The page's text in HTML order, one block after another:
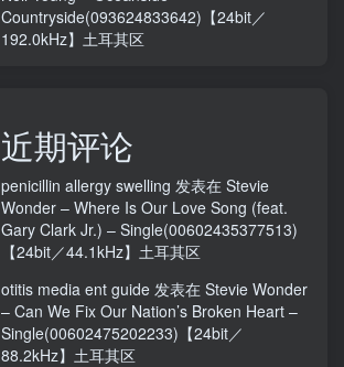
Countryside(093624833642)【24bit／
192.0kHz】土耳其区
近期评论
penicillin allergy swelling 发表在 Stevie
Wonder – Where Is Our Love Song (feat.
Gary Clark Jr.) – Single(00602435377513)
【24bit／44.1kHz】土耳其区
otitis media ent guide 发表在 Stevie Wonder
– Can We Fix Our Nation’s Broken Heart –
Single(00602475202233)【24bit／
88.2kHz】土耳其区